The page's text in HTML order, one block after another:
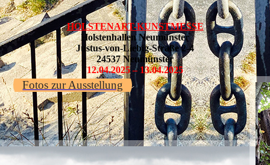
HOLSTENART-KUNSTMESSE
Holstenhallen Neumünster
Justus-von-Liebig-Straße 2-4
24537 Neumünster
12.04.2025 – 13.04.2025
Fotos zur Ausstellung